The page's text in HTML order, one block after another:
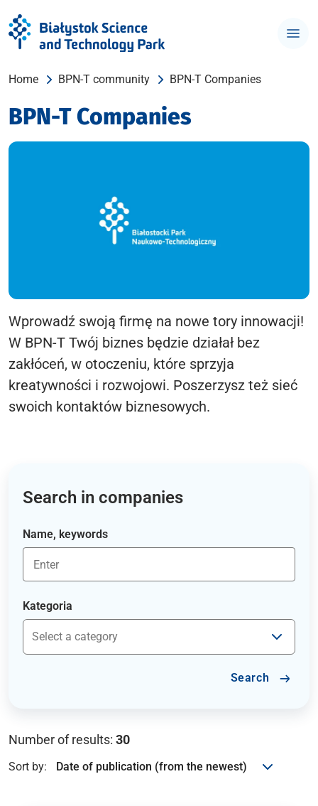
Home BPN-T community BPN-T Companies
BPN-T Companies
Wprowadź swoją firmę na nowe tory innowacji!
W BPN-T Twój biznes będzie działał bez
zakłóceń, w otoczeniu, które sprzyja
kreatywności i rozwojowi. Poszerzysz też sieć
swoich kontaktów biznesowych.
Search in companies
Name, keywords
Kategoria
Search
Number of results: 30
Sort by: